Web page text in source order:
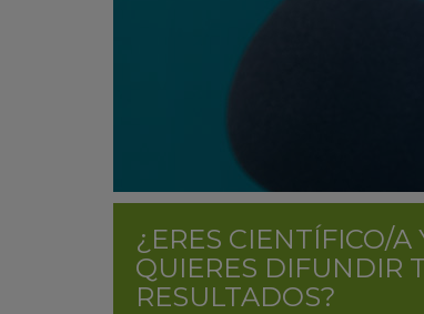
¿ERES CIENTÍFICO/A
QUIERES DIFUNDIR
RESULTADOS?